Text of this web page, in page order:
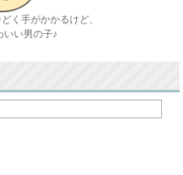
く手がかかるけど、
いい男の子♪